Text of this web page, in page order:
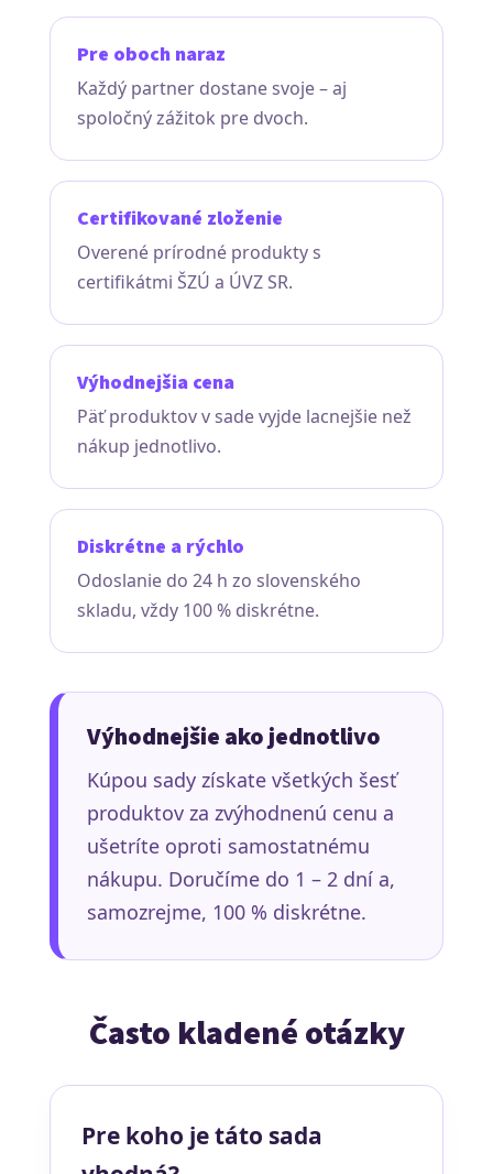
Pre oboch naraz
Každý partner dostane svoje – aj
spoločný zážitok pre dvoch.
Certifikované zloženie
Overené prírodné produkty s
certifikátmi ŠZÚ a ÚVZ SR.
Výhodnejšia cena
Päť produktov v sade vyjde lacnejšie než
nákup jednotlivo.
Diskrétne a rýchlo
Odoslanie do 24 h zo slovenského
skladu, vždy 100 % diskrétne.
Výhodnejšie ako jednotlivo
Kúpou sady získate všetkých šesť
produktov za zvýhodnenú cenu a
ušetríte oproti samostatnému
nákupu. Doručíme do 1 – 2 dní a,
samozrejme, 100 % diskrétne.
Často kladené otázky
Pre koho je táto sada